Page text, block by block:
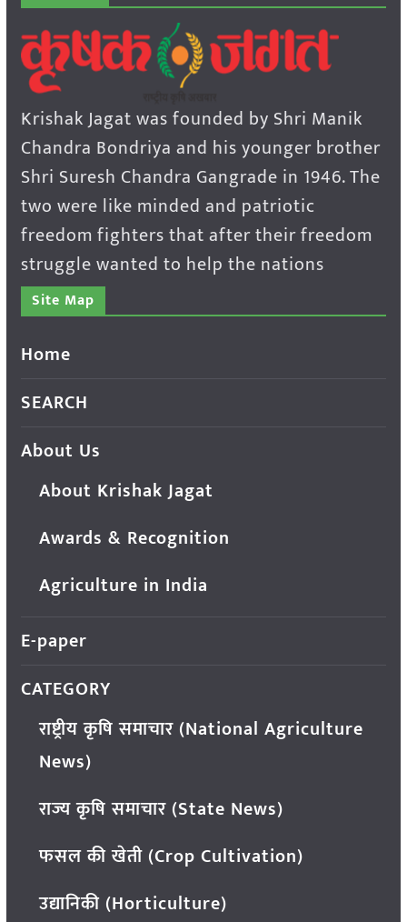
Krishak Jagat was founded by Shri Manik
Chandra Bondriya and his younger brother
Shri Suresh Chandra Gangrade in 1946. The
two were like minded and patriotic
freedom fighters that after their freedom
struggle wanted to help the nations
Site Map
Home
SEARCH
About Us
About Krishak Jagat
Awards & Recognition
Agriculture in India
E-paper
CATEGORY
राष्ट्रीय कृषि समाचार (National Agriculture
News)
राज्य कृषि समाचार (State News)
फसल की खेती (Crop Cultivation)
उद्यानिकी (Horticulture)